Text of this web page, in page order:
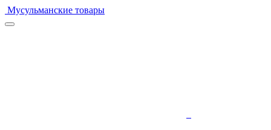
Мусульманские товары